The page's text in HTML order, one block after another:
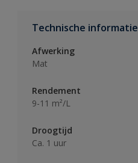
Technische informatie
Afwerking
Mat
Rendement
9-11 m²/L
Droogtijd
Ca. 1 uur